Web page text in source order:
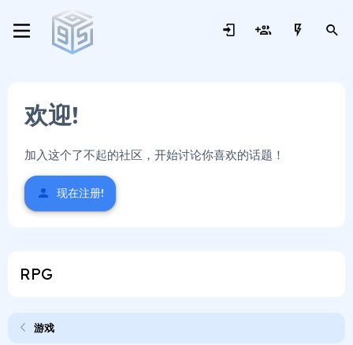
欢迎!
加入这个了不起的社区，开始讨论你喜欢的话题！
现在注册!
RPG
游戏